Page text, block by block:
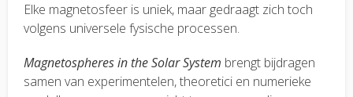
Elke magnetosfeer is uniek, maar gedraagt zich toch
volgens universele fysische processen.
Magnetospheres in the Solar System brengt bijdragen
samen van experimentelen, theoretici en numerieke